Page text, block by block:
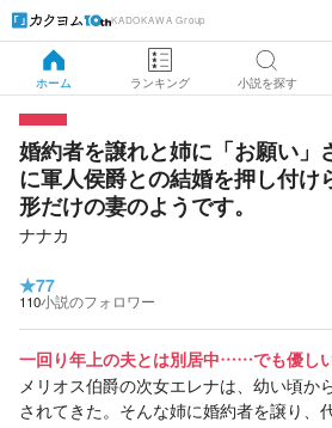
KADOKAWA Group
ホーム ランキング 小説を探す
婚約者を譲れと姉に「お願い」
に軍人侯爵との結婚を押し付け
形だけの妻のようです。
ナナカ
★77
110小説のフォロワー
一回り年上の夫とは別居中……でも優し
メリオス伯爵の次女エレナは、幼い頃か
されてきた。そんな姉に婚約者を譲り、